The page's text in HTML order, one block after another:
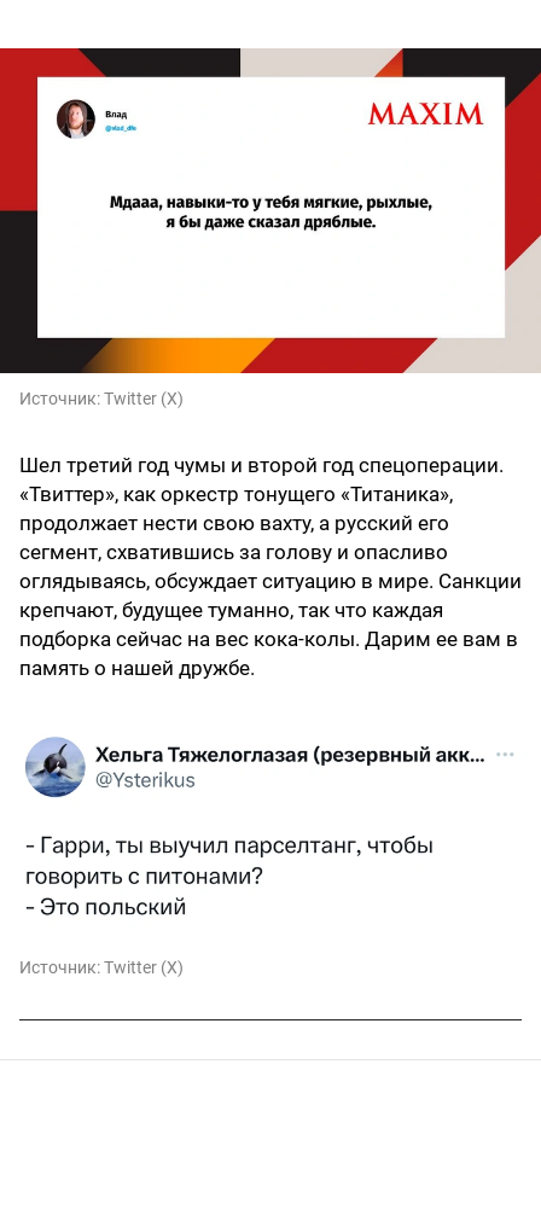
Источник:Twitter (X)
Шел третий год чумы и второй год спецоперации.
«Твиттер», как оркестр тонущего «Титаника»,
продолжает нести свою вахту, а русский его
сегмент, схватившись за голову и опасливо
оглядываясь, обсуждает ситуацию в мире. Санкции
крепчают, будущее туманно, так что каждая
подборка сейчас на вес кока-колы. Дарим ее вам в
память о нашей дружбе.
Источник:Twitter (X)